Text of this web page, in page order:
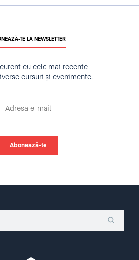
TE LA NEWSLETTER
cu cele mai recente
cursuri și evenimente.